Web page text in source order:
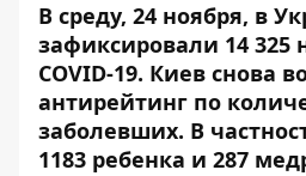
В среду, 24 ноября, в
зафиксировали 14 325
COVID-19. Киев снова
антирейтинг по
заболевших. В
1183 ребенка и 287